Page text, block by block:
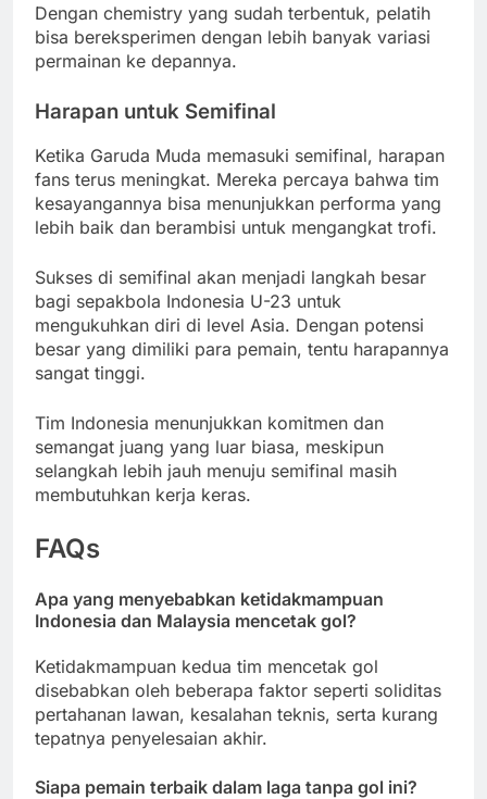
Dengan chemistry yang sudah terbentuk, pelatih
bisa bereksperimen dengan lebih banyak variasi
permainan ke depannya.
Harapan untuk Semifinal
Ketika Garuda Muda memasuki semifinal, harapan
fans terus meningkat. Mereka percaya bahwa tim
kesayangannya bisa menunjukkan performa yang
lebih baik dan berambisi untuk mengangkat trofi.
Sukses di semifinal akan menjadi langkah besar
bagi sepakbola Indonesia U-23 untuk
mengukuhkan diri di level Asia. Dengan potensi
besar yang dimiliki para pemain, tentu harapannya
sangat tinggi.
Tim Indonesia menunjukkan komitmen dan
semangat juang yang luar biasa, meskipun
selangkah lebih jauh menuju semifinal masih
membutuhkan kerja keras.
FAQs
Apa yang menyebabkan ketidakmampuan
Indonesia dan Malaysia mencetak gol?
Ketidakmampuan kedua tim mencetak gol
disebabkan oleh beberapa faktor seperti soliditas
pertahanan lawan, kesalahan teknis, serta kurang
tepatnya penyelesaian akhir.
Siapa pemain terbaik dalam laga tanpa gol ini?